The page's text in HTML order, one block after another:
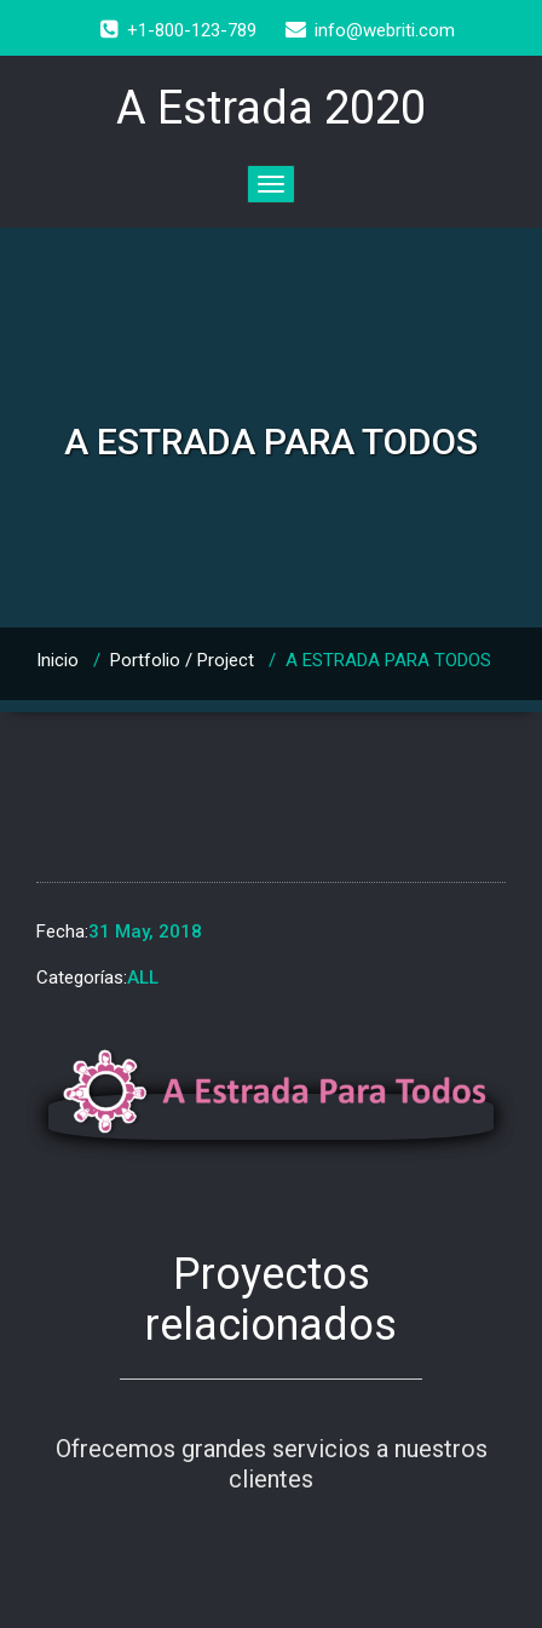
+1-800-123-789 info@webriti.com
A Estrada 2020
Toggle
navigation
A ESTRADA PARA TODOS
Inicio / Portfolio / Project / A ESTRADA PARA TODOS
Fecha:31 May, 2018
Categorías:ALL
Proyectos
relacionados
Ofrecemos grandes servicios a nuestros
clientes